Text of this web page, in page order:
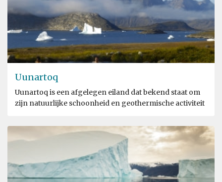
Uunartoq
Uunartoq is een afgelegen eiland dat bekend staat om
zijn natuurlijke schoonheid en geothermische activiteit